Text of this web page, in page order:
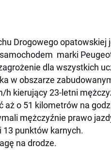
Drogowego opatowskiej
marki
dla wszystkich
w obszarze
kierujący 23-letni
aż o 51 kilometrów na
mężczyźnie prawo
13 punktów karnych.
na drodze.